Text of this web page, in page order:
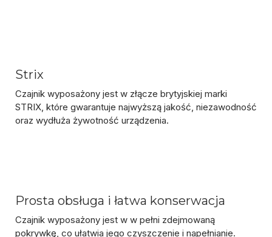
Strix
Czajnik wyposażony jest w złącze brytyjskiej marki
STRIX, które gwarantuje najwyższą jakość, niezawodność
oraz wydłuża żywotność urządzenia.
Prosta obsługa i łatwa konserwacja
Czajnik wyposażony jest w w pełni zdejmowaną
pokrywkę, co ułatwia jego czyszczenie i napełnianie.